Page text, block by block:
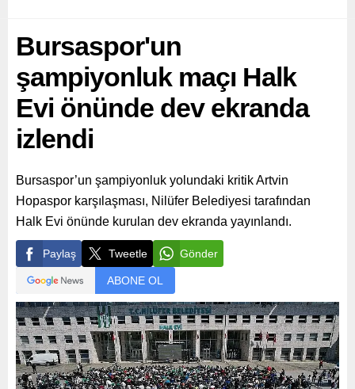
Bursaspor'un
şampiyonluk maçı Halk
Evi önünde dev ekranda
izlendi
Bursaspor’un şampiyonluk yolundaki kritik Artvin
Hopaspor karşılaşması, Nilüfer Belediyesi tarafından
Halk Evi önünde kurulan dev ekranda yayınlandı.
Paylaş Tweetle Gönder
ABONE OL